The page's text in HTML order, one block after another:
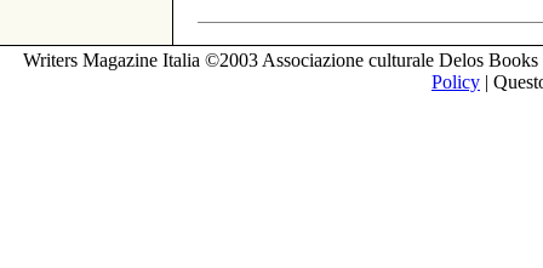
Writers Magazine Italia ©2003 Associazione culturale Delos
Policy |